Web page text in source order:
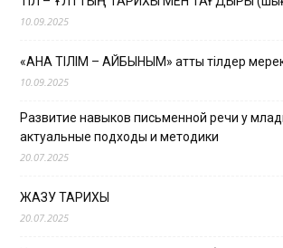
10.09.2025
«АНА ТІЛІМ – АЙБЫНЫМ» атты тілдер
10.09.2025
Развитие навыков письменной речи у
актуальные подходы и методики
20.07.2025
ЖАЗУ ТАРИХЫ
20.07.2025